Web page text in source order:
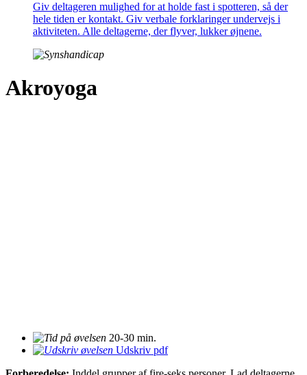
Giv deltageren mulighed for at holde fast i spotteren, så der
hele tiden er kontakt. Giv verbale forklaringer undervejs i
aktiviteten. Alle deltagerne, der flyver, lukker øjnene.
Akroyoga
20-30 min.
Udskriv pdf